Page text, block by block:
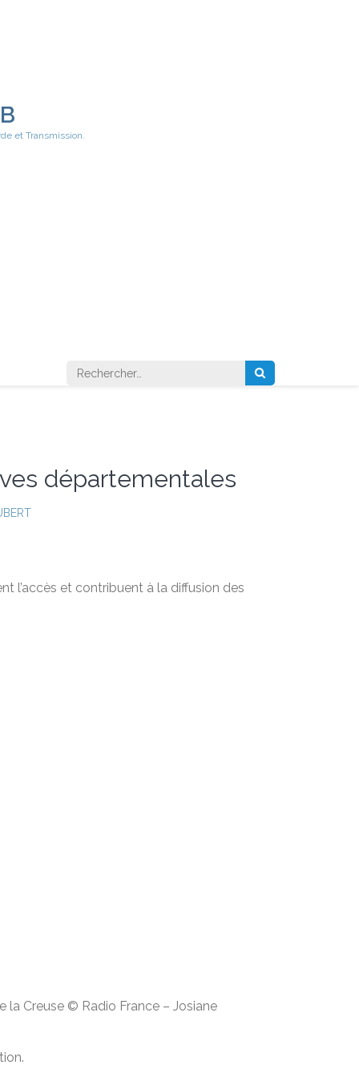
et Transmission.
Rechercher :
départementales
l’accès et contribuent à la diffusion des
la Creuse © Radio France – Josiane